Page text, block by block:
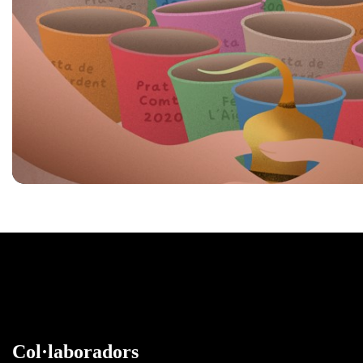
Col·laboradors